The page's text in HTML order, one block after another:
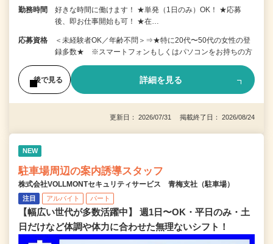
勤務時間
好きな時間に働けます！ ★単発（1日のみ）OK！ ★応募
後、即お仕事開始も可！ ★在…
応募資格
＜未経験者OK／年齢不問＞⇒★特に20代〜50代の女性の登
録多数★ ※スマートフォンもしくはパソコンをお持ちの方
後で見る 詳細を見る
更新日： 2026/07/31 掲載終了日： 2026/08/24
NEW
駐車場周辺の案内誘導スタッフ
株式会社VOLLMONTセキュリティサービス 青梅支社（駐車場）
注目 アルバイト パート
【幅広い世代が多数活躍中】 週1日〜OK・平日のみ・土
日だけなど体調や体力に合わせた無理ないシフト！